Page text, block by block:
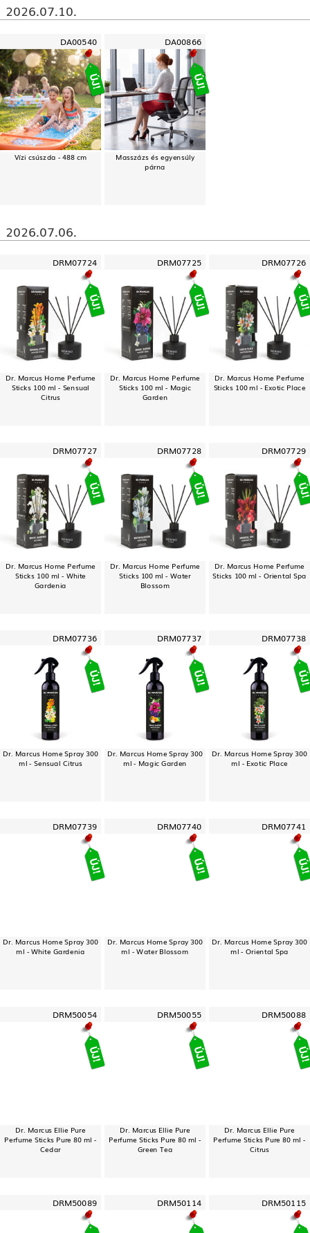
2026.07.10.
DA00540
Vízi csúszda - 488 cm
DA00866
Masszázs és egyensúly
párna
2026.07.06.
DRM07724
Dr. Marcus Home Perfume
Sticks 100 ml - Sensual
Citrus
DRM07725
Dr. Marcus Home Perfume
Sticks 100 ml - Magic
Garden
DRM07726
Dr. Marcus Home Perfume
Sticks 100 ml - Exotic Place
DRM07727
Dr. Marcus Home Perfume
Sticks 100 ml - White
Gardenia
DRM07728
Dr. Marcus Home Perfume
Sticks 100 ml - Water
Blossom
DRM07729
Dr. Marcus Home Perfume
Sticks 100 ml - Oriental Spa
DRM07736
Dr. Marcus Home Spray 300
ml - Sensual Citrus
DRM07737
Dr. Marcus Home Spray 300
ml - Magic Garden
DRM07738
Dr. Marcus Home Spray 300
ml - Exotic Place
DRM07739
Dr. Marcus Home Spray 300
ml - White Gardenia
DRM07740
Dr. Marcus Home Spray 300
ml - Water Blossom
DRM07741
Dr. Marcus Home Spray 300
ml - Oriental Spa
DRM50054
Dr. Marcus Ellie Pure
Perfume Sticks Pure 80 ml -
Cedar
DRM50055
Dr. Marcus Ellie Pure
Perfume Sticks Pure 80 ml -
Green Tea
DRM50088
Dr. Marcus Ellie Pure
Perfume Sticks Pure 80 ml -
Citrus
DRM50089 DRM50114 DRM50115